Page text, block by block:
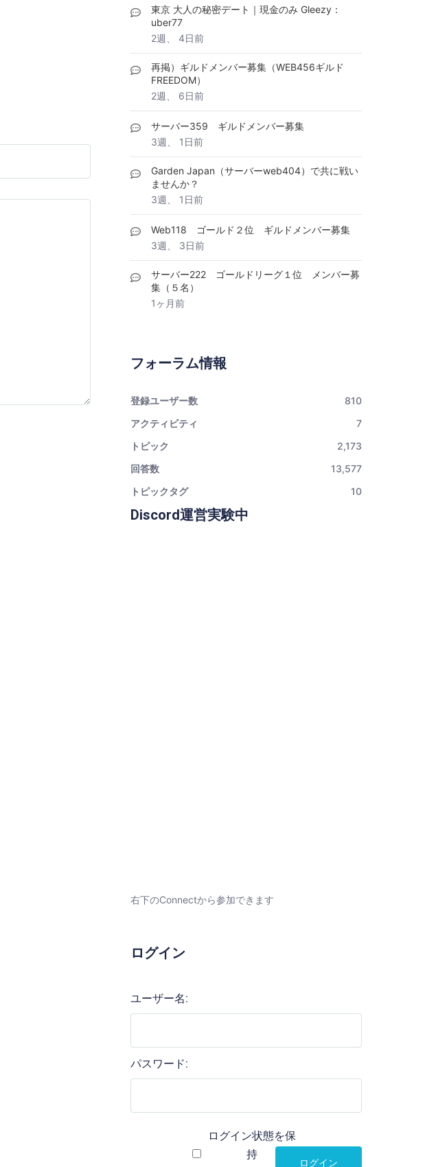
東京 大人の秘密デート｜現金のみ Gleezy：
uber77
2週、 4日前
再掲）ギルドメンバー募集（WEB456ギルド
FREEDOM）
2週、 6日前
サーバー359 ギルドメンバー募集
3週、 1日前
Garden Japan（サーバーweb404）で共に戦い
ませんか？
3週、 1日前
Web118 ゴールド２位 ギルドメンバー募集
3週、 3日前
サーバー222 ゴールドリーグ１位 メンバー募
集（５名）
1ヶ月前
フォーラム情報
登録ユーザー数
810
アクティビティ
7
トピック
2,173
回答数
13,577
トピックタグ
10
Discord運営実験中
右下のConnectから参加できます
ログイン
ユーザー名:
パスワード:
ログイン状態を保
持
ログイン